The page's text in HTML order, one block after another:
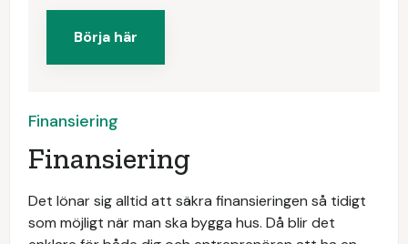
Börja här
Finansiering
Finansiering
Det lönar sig alltid att säkra finansieringen så tidigt
som möjligt när man ska bygga hus. Då blir det